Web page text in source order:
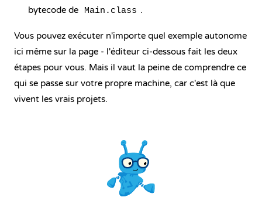
bytecode de
Main.class .
Vous pouvez exécuter n'importe quel exemple autonome
ici même sur la page - l'éditeur ci-dessous fait les deux
étapes pour vous. Mais il vaut la peine de comprendre ce
qui se passe sur votre propre machine, car c'est là que
vivent les vrais projets.